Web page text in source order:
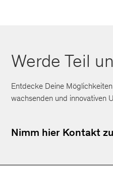
Werde Teil
Entdecke Deine
wachsenden und innovativen
Nimm hier Kontakt